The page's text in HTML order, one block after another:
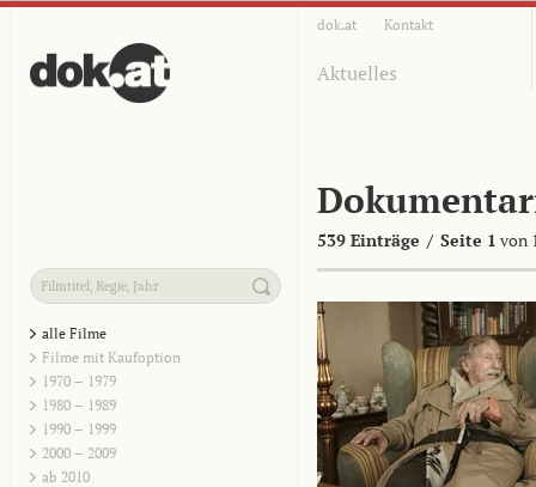
dok.at Kontakt
Aktuelles
539 Einträge / Seite 1 von
alle Filme
Filme mit Kaufoption
1970 – 1979
1980 – 1989
1990 – 1999
2000 – 2009
ab 2010